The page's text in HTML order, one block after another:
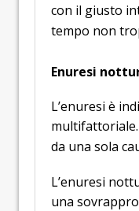
con il giusto
tempo non
Enuresi
L’enuresi è
da una sola
L’enuresi
una